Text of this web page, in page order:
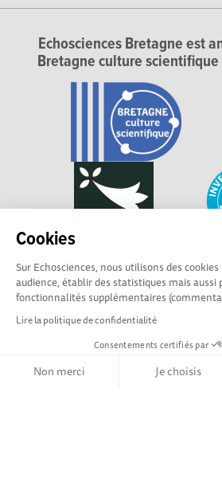
Cookies
Sur Echosciences, nous utilisons des
audience, établir des statistiques mais aussi
fonctionnalités supplémentaires
Lire la politique de confidentialité
Consentements certifiés par
Non merci Je choisis
Echosciences Bretagne est
Bretagne culture
Bretagne est le réseau social des